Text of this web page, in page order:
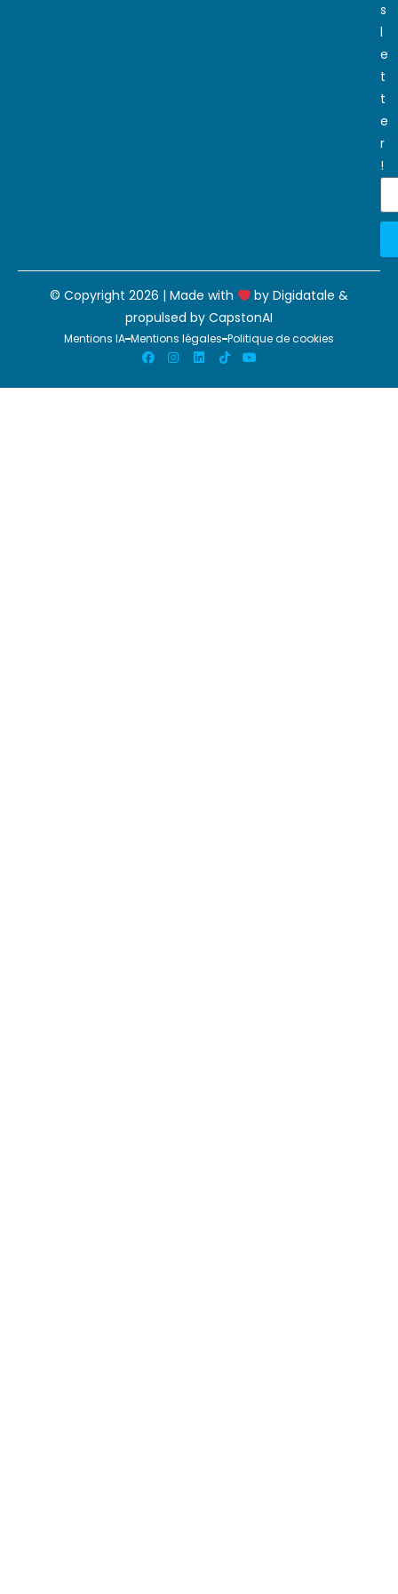
s
l
e
t
t
e
r
!
© Copyright 2026 | Made with byDigidatale &
propulsed by CapstonAI
Mentions IA Mentions légales Politique de cookies